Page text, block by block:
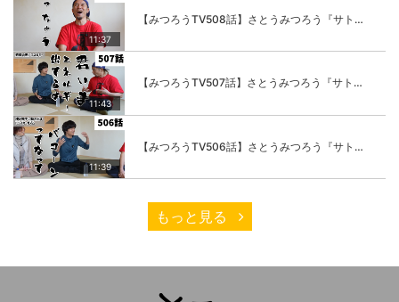
11:37
【みつろうTV508話】さとうみつろう『サトレル男塾』編④「“毎日”が変わります。楽しく」
11:43
【みつろうTV507話】さとうみつろう『サトレル男塾』編③「快楽は“自分のカラダの内側”にしかない」
11:39
【みつろうTV506話】さとうみつろう『サトレル男塾』編②「不思議な棒をお尻に…」
もっと見る